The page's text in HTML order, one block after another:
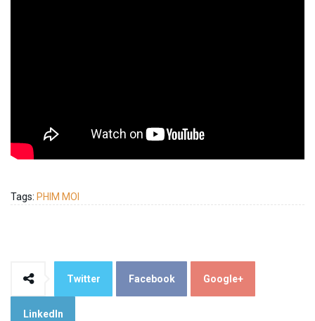
Tags: PHIM MOI
Twitter Facebook Google+
LinkedIn